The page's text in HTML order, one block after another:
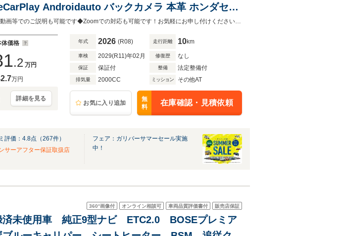
Androidauto バックカメラ 本革 ホンダセン
レス充電 プラズマクラスター 前席シートヒーター
◆ 全国陸送納車可能！車両状態など動画等でのご説明も可能です◆Zoomでの対応も可能です！お気軽にお申し付けください。全国陸送納車対応可＊
体価格
.2 万円
万円
詳細を見る
年式 2026 (R08) 走行距離 10km
車検 2029(R11)年02月 修復歴 なし
保証 保証付 整備 法定整備付
排気量 2000CC ミッション その他AT
お気に入り追加
無
料
在庫確認・見積依頼
評価： 4.8点（267件）
サーアフター保証取扱店
フェア：ガリバーサマーセール実施
中！
360°画像付 オンライン相談可 車両品質評価書付 販売店保証
済未使用車 純正9型ナビ ETC2.0 BOSEプレミア